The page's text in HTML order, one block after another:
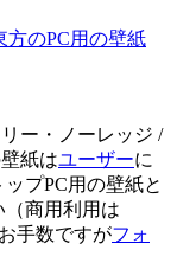
方のPC用の壁紙
ー・ノーレッジ /
紙はユーザーに
プPC用の壁紙と
（商用利用は
手数ですがフォ